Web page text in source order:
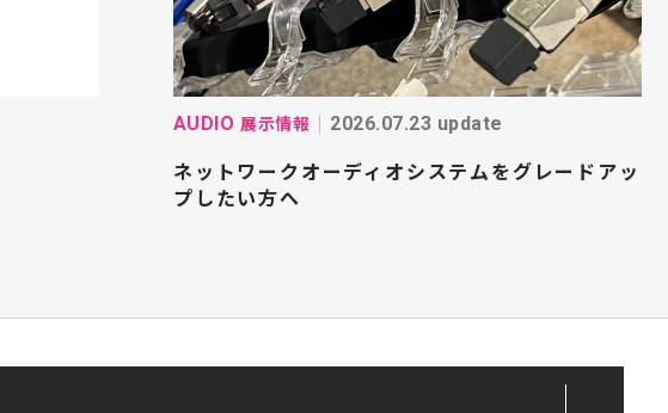
AUDIO 展示情報 2026.07.23 update
ネットワークオーディオシステムをグレードアッ
プしたい方へ